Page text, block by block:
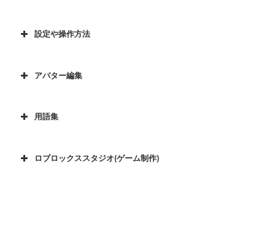
設定や操作方法
アバター編集
用語集
ロブロックススタジオ(ゲーム制作)